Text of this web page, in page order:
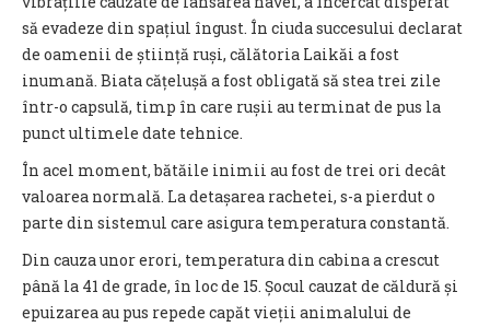
să evadeze din spațiul îngust. În ciuda succesului declarat
de oamenii de știință ruși, călătoria Laikăi a fost
inumană. Biata cățelușă a fost obligată să stea trei zile
într-o capsulă, timp în care rușii au terminat de pus la
punct ultimele date tehnice.
În acel moment, bătăile inimii au fost de trei ori decât
valoarea normală. La detașarea rachetei, s-a pierdut o
parte din sistemul care asigura temperatura constantă.
Din cauza unor erori, temperatura din cabina a crescut
până la 41 de grade, în loc de 15. Șocul cauzat de căldură și
epuizarea au pus repede capăt vieții animalului de